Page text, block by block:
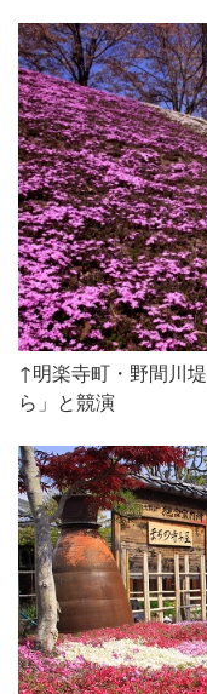
↑明楽寺町・野間川
ら」と競演